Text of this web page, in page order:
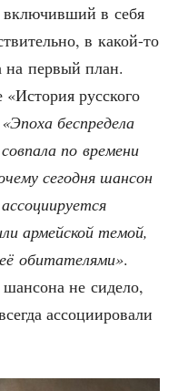
в себя
в какой-то
пер­вый план.
рус­ско­го
«Эпо­ха бес­пре­де­ла
по вре­ме­ни
сего­дня шан­сон
армей­ской темой,
оби­та­те­ля­ми».
не сиде­ло,
ассо­ци­и­ро­ва­ли